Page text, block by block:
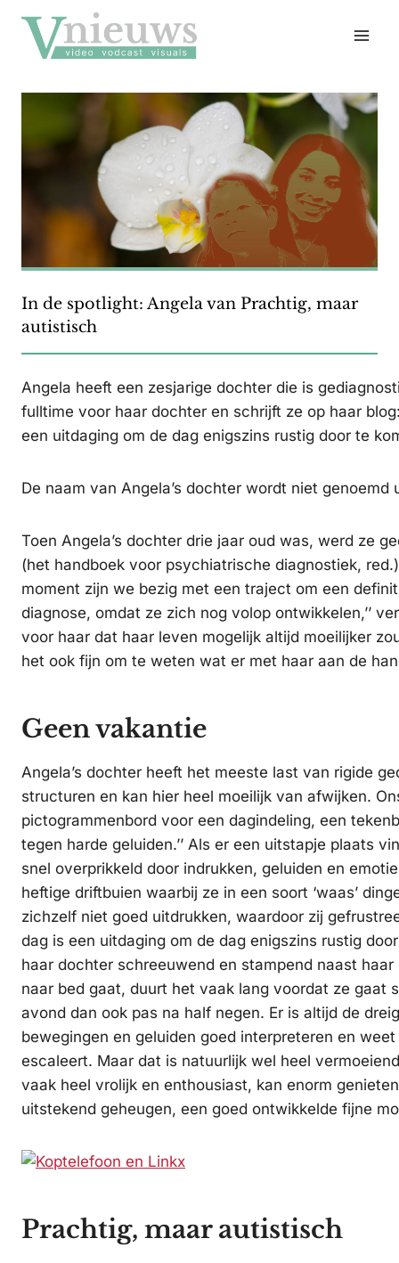
naar
inhoud
In de spotlight: Angela van Prachtig, maar
autistisch
Angela heeft een zesjarige dochter die is
fulltime voor haar dochter en schrijft ze op haar
een uitdaging om de dag enigszins rustig door te
De naam van Angela’s dochter wordt niet
Toen Angela’s dochter drie jaar oud was, werd ze
(het handboek voor psychiatrische diagnostiek,
moment zijn we bezig met een traject om een
diagnose, omdat ze zich nog volop ontwikkelen,’’
voor haar dat haar leven mogelijk altijd moeilijker
het ook fijn om te weten wat er met haar aan de
Geen vakantie
Angela’s dochter heeft het meeste last van rigide
structuren en kan hier heel moeilijk van afwijken.
pictogrammenbord voor een dagindeling, een
tegen harde geluiden.’’ Als er een uitstapje plaats
snel overprikkeld door indrukken, geluiden en
heftige driftbuien waarbij ze in een soort ‘waas’
zichzelf niet goed uitdrukken, waardoor zij
dag is een uitdaging om de dag enigszins rustig
haar dochter schreeuwend en stampend naast haar
naar bed gaat, duurt het vaak lang voordat ze gaat
avond dan ook pas na half negen. Er is altijd de
bewegingen en geluiden goed interpreteren en
escaleert. Maar dat is natuurlijk wel heel
vaak heel vrolijk en enthousiast, kan enorm
uitstekend geheugen, een goed ontwikkelde fijne
Prachtig, maar autistisch